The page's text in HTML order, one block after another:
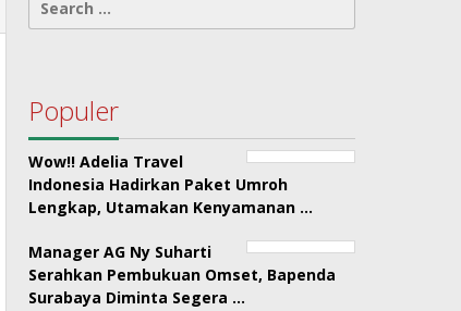
for:
Populer
Wow!! Adelia Travel
Indonesia Hadirkan Paket Umroh
Lengkap, Utamakan Kenyamanan …
Manager AG Ny Suharti
Serahkan Pembukuan Omset, Bapenda
Surabaya Diminta Segera …